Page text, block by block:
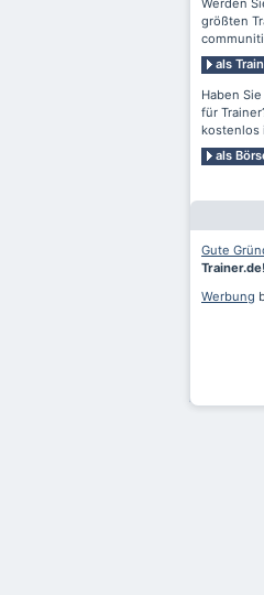
Werden
größten
als
Haben
für
kostenlos
als
Gute
Trainer.de!
Werbung